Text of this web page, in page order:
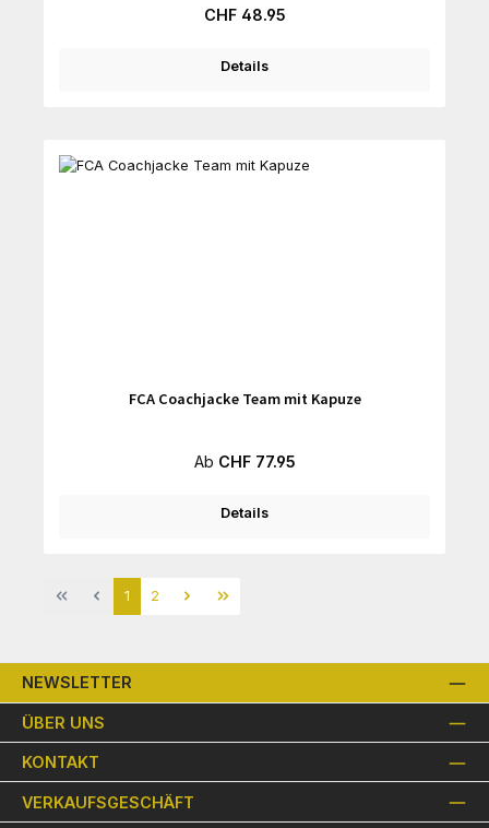
Regulärer Preis:
CHF 48.95
Details
FCA Coachjacke Team mit Kapuze
Regulärer Preis:
Ab CHF 77.95
Details
Seite
1 Seite
2
NEWSLETTER
ÜBER UNS
KONTAKT
VERKAUFSGESCHÄFT